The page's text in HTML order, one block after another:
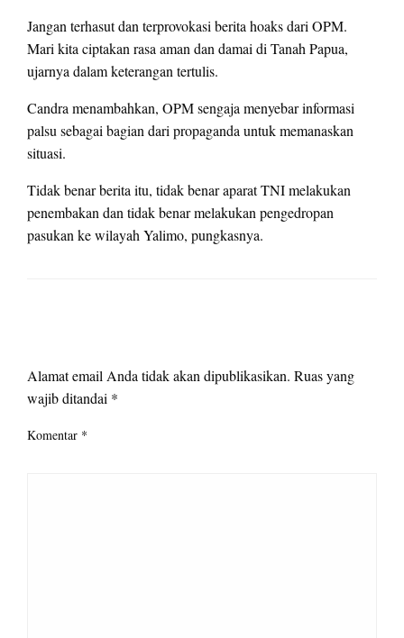
Jangan terhasut dan terprovokasi berita hoaks dari OPM.
Mari kita ciptakan rasa aman dan damai di Tanah Papua,
ujarnya dalam keterangan tertulis.
Candra menambahkan, OPM sengaja menyebar informasi
palsu sebagai bagian dari propaganda untuk memanaskan
situasi.
Tidak benar berita itu, tidak benar aparat TNI melakukan
penembakan dan tidak benar melakukan pengedropan
pasukan ke wilayah Yalimo, pungkasnya.
Alamat email Anda tidak akan dipublikasikan. Ruas yang
wajib ditandai *
Komentar *